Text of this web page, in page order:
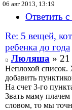
06 авг 2013, 13:19
Ответить
Re: 5 вещей,
ребенка до года
Люляша » 21
Неплохой список.
добавить
На счет 3-го
Звать маму
словом, то мы